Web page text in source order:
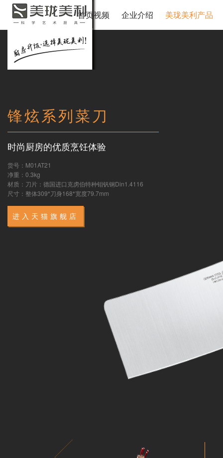
首页视频 企业介绍 美珑美利产品
锋炫系列菜刀
时尚厨房的优质烹饪体验
货号：M01AT21
净重：0.3kg
材质：刀片：德国进口克虏伯特种钼钒钢Din1.4116
尺寸：整体309*刀身168*宽度79.7mm
进入天猫旗舰店